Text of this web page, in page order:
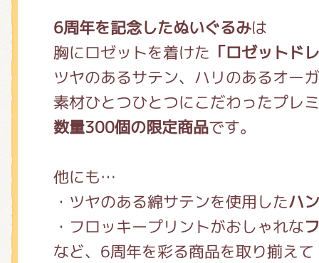
6周年を記念したぬいぐるみは
胸にロゼットを着けた 「ロゼットド
ツヤのあるサテン、ハリのあるオー
素材ひとつひとつにこだわったプレ
数量300個の限定商品です。
他にも…
・ツヤのある綿サテンを使用したハ
・フロッキープリントがおしゃれな
など、6周年を彩る商品を取り揃えて